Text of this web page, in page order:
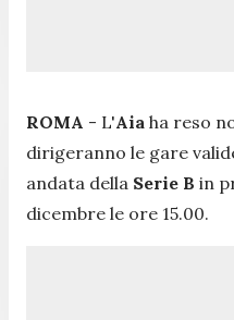
ROMA - L'Aia ha reso
dirigeranno le gare
andata della Serie B in
dicembre le ore 15.00.